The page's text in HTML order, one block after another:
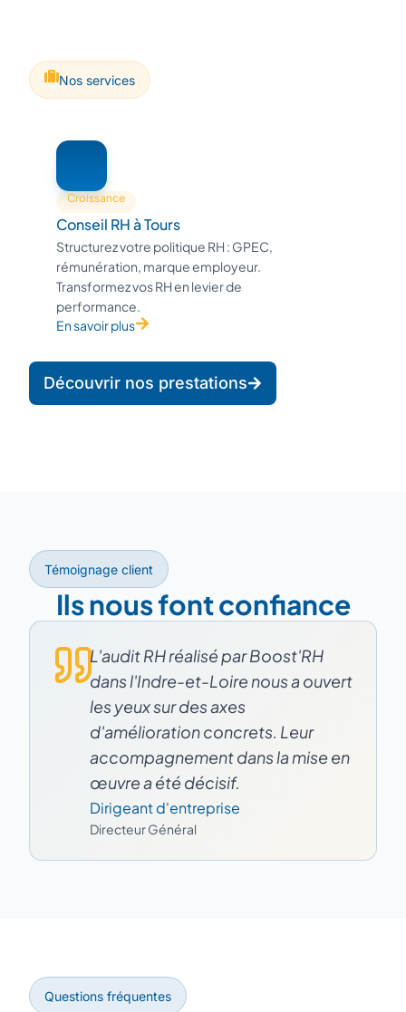
Nos services
Croissance
Conseil RH à Tours
Structurez votre politique RH : GPEC,
rémunération, marque employeur.
Transformez vos RH en levier de
performance.
En savoir plus
Découvrir nos prestations
Témoignage client
Ils nous font confiance
L'audit RH réalisé par Boost'RH
dans l'Indre-et-Loire nous a ouvert
les yeux sur des axes
d'amélioration concrets. Leur
accompagnement dans la mise en
œuvre a été décisif.
Dirigeant d'entreprise
Directeur Général
Questions fréquentes